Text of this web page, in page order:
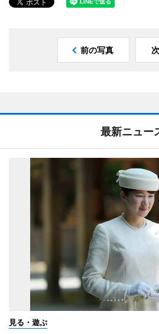
前の写真
最新ニュー
見る・遊ぶ